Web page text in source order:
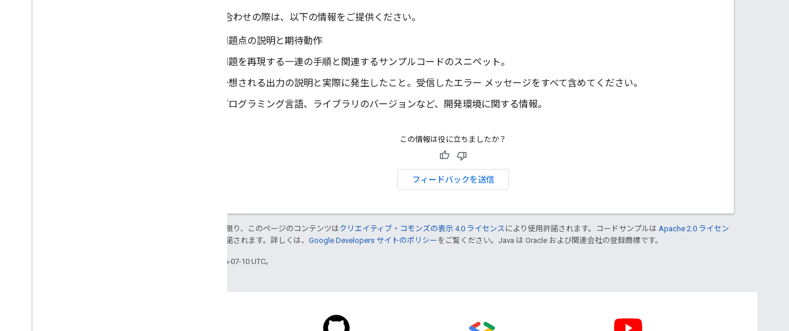
お問い合わせの際は、以下の情報をご提供ください。
問題点の説明と期待動作
問題を再現する一連の手順と関連するサンプルコードのスニペット。
予想される出力の説明と実際に発生したこと。受信したエラー メッセージをすべて含めてください。
プログラミング言語、ライブラリのバージョンなど、開発環境に関する情報。
この情報は役に立ちましたか？
フィードバックを送信
特に記載のない限り、このページのコンテンツはクリエイティブ・コモンズの表示 4.0 ライセンス により使用許諾されます。コードサンプルは Apache 2.0 ライセン
により使用許諾されます。詳しくは、 Google Developers サイトのポリシー をご覧ください。Java は Oracle および関連会社の登録商標です。
最終更新日 2026-07-10 UTC。